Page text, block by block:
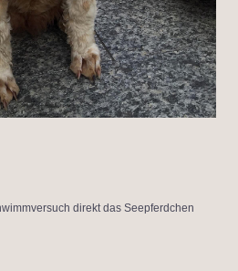
direkt das Seepferdchen